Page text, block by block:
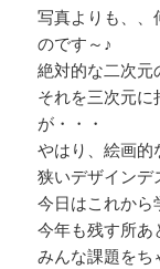
写真よりも、、
のです～♪
絶対的な二次元
それを三次元に
が・・・
やはり、絵画
狭いデザインデ
今日はこれから
今年も残す所あ
みんな課題をち